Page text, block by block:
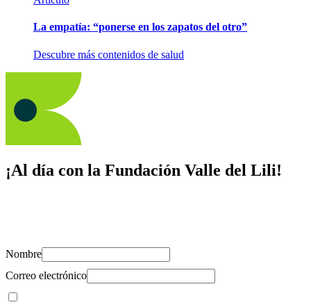
La empatía: “ponerse en los zapatos del otro”
Descubre más contenidos de salud
¡Al día con la Fundación Valle del Lili!
Nombre
Correo electrónico